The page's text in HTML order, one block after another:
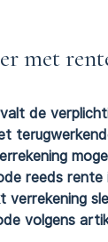
met
de
reeds
verrekening
volgens